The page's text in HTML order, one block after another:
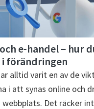
och e-handel – hur
i förändringen
alltid varit en av de
i att synas online och
webbplats. Det räcker